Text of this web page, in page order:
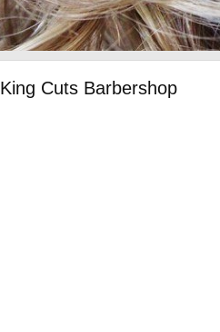
King Cuts Barbershop